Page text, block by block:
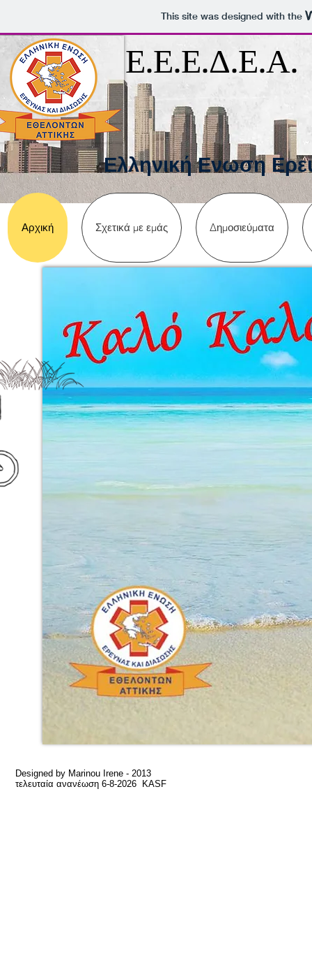
This site was designed with the
Ε.Ε.Ε.Δ.Ε.Α.
Ελληνική Ενωση
Αρχική Σχετικά με εμάς Δημοσιεύματα
Designed by Μarinou Ιrene - 2013
τελευταία ανανέωση 6-8-2026 KASF